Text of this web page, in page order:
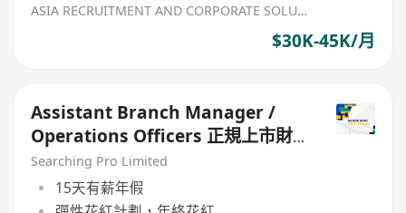
ASIA RECRUITMENT AND CORPORATE SOLUTION LIMITED
$30K-45K/月
Assistant Branch Manager /
Operations Officers 正規上市財
務公司
Searching Pro Limited
15天有薪年假